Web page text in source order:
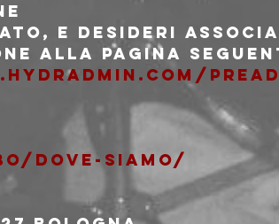
e desideri
alla pagina
dove-siamo/